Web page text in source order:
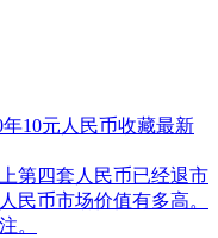
10元人民币收藏最新
第四套人民币已经退市
民币市场价值有多高。
。